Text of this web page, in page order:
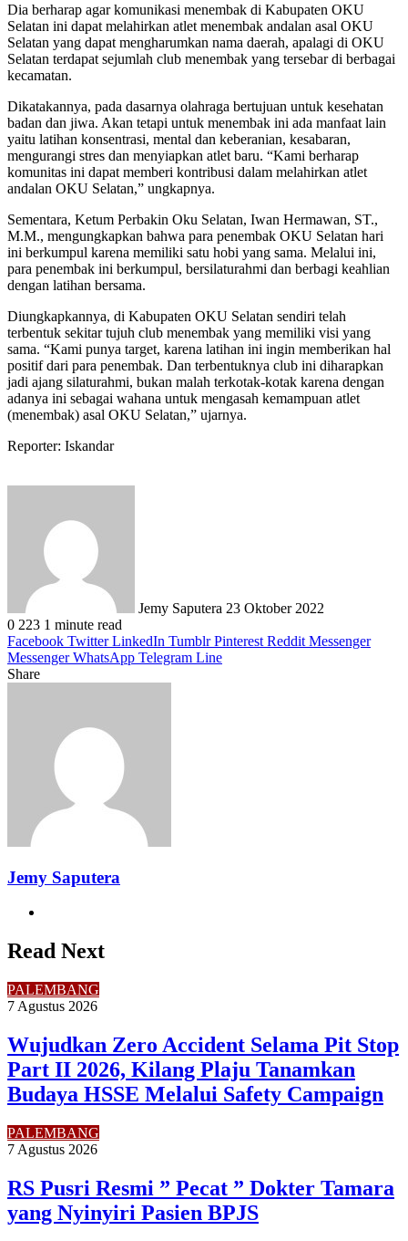
Dia berharap agar komunikasi menembak di Kabupaten OKU
Selatan ini dapat melahirkan atlet menembak andalan asal OKU
Selatan yang dapat mengharumkan nama daerah, apalagi di OKU
Selatan terdapat sejumlah club menembak yang tersebar di berbagai
kecamatan.
Dikatakannya, pada dasarnya olahraga bertujuan untuk kesehatan
badan dan jiwa. Akan tetapi untuk menembak ini ada manfaat lain
yaitu latihan konsentrasi, mental dan keberanian, kesabaran,
mengurangi stres dan menyiapkan atlet baru. “Kami berharap
komunitas ini dapat memberi kontribusi dalam melahirkan atlet
andalan OKU Selatan,” ungkapnya.
Sementara, Ketum Perbakin Oku Selatan, Iwan Hermawan, ST.,
M.M., mengungkapkan bahwa para penembak OKU Selatan hari
ini berkumpul karena memiliki satu hobi yang sama. Melalui ini,
para penembak ini berkumpul, bersilaturahmi dan berbagi keahlian
dengan latihan bersama.
Diungkapkannya, di Kabupaten OKU Selatan sendiri telah
terbentuk sekitar tujuh club menembak yang memiliki visi yang
sama. “Kami punya target, karena latihan ini ingin memberikan hal
positif dari para penembak. Dan terbentuknya club ini diharapkan
jadi ajang silaturahmi, bukan malah terkotak-kotak karena dengan
adanya ini sebagai wahana untuk mengasah kemampuan atlet
(menembak) asal OKU Selatan,” ujarnya.
Reporter: Iskandar
Jemy Saputera 23 Oktober 2022
0 223 1 minute read
Facebook Twitter LinkedIn Tumblr Pinterest Reddit Messenger
Messenger WhatsApp Telegram Line
Share
Jemy Saputera
Read Next
PALEMBANG
7 Agustus 2026
Wujudkan Zero Accident Selama Pit Stop
Part II 2026, Kilang Plaju Tanamkan
Budaya HSSE Melalui Safety Campaign
PALEMBANG
7 Agustus 2026
RS Pusri Resmi ” Pecat ” Dokter Tamara
yang Nyinyiri Pasien BPJS